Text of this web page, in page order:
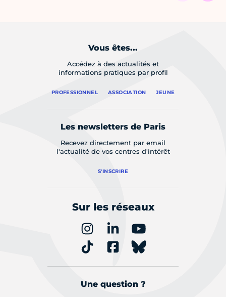
Vous êtes...
Accédez à des actualités et
informations pratiques par profil
PROFESSIONNEL ASSOCIATION JEUNE
Les newsletters de Paris
Recevez directement par email
l'actualité de vos centres d'intérêt
S'INSCRIRE
Sur les réseaux
Une question ?